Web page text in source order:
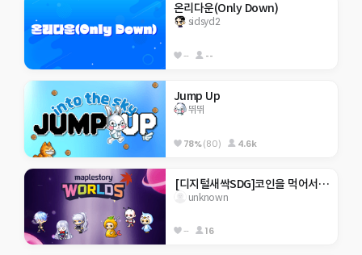
온리다운(Only Down)
sidsyd2
-- --
Jump Up
뛰뛰
78%(80) 4.6k
[디지털새싹SDG]코인을 먹어서 쓰레기 줄이기_행현초5-2
unknown
-- 16